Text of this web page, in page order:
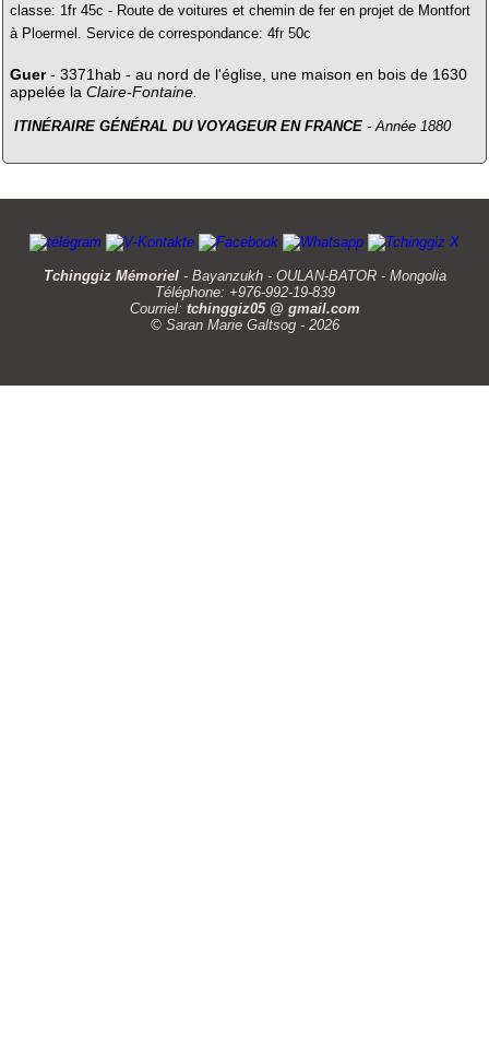
classe: 1fr 45c - Route de voitures et chemin de fer en projet de Montfort
à Ploermel. Service de correspondance: 4fr 50c
Guer- 3371hab - au nord de l'église, une maison en bois de 1630
appelée la Claire-Fontaine.
ITINÉRAIRE GÉNÉRAL DU VOYAGEUR EN FRANCE - Année 1880
Tchinggiz Mémoriel- Bayanzukh - OULAN-BATOR - Mongolia
Téléphone: +976-992-19-839
Courriel: tchinggiz05 @ gmail.com
© Saran Marie Galtsog - 2026